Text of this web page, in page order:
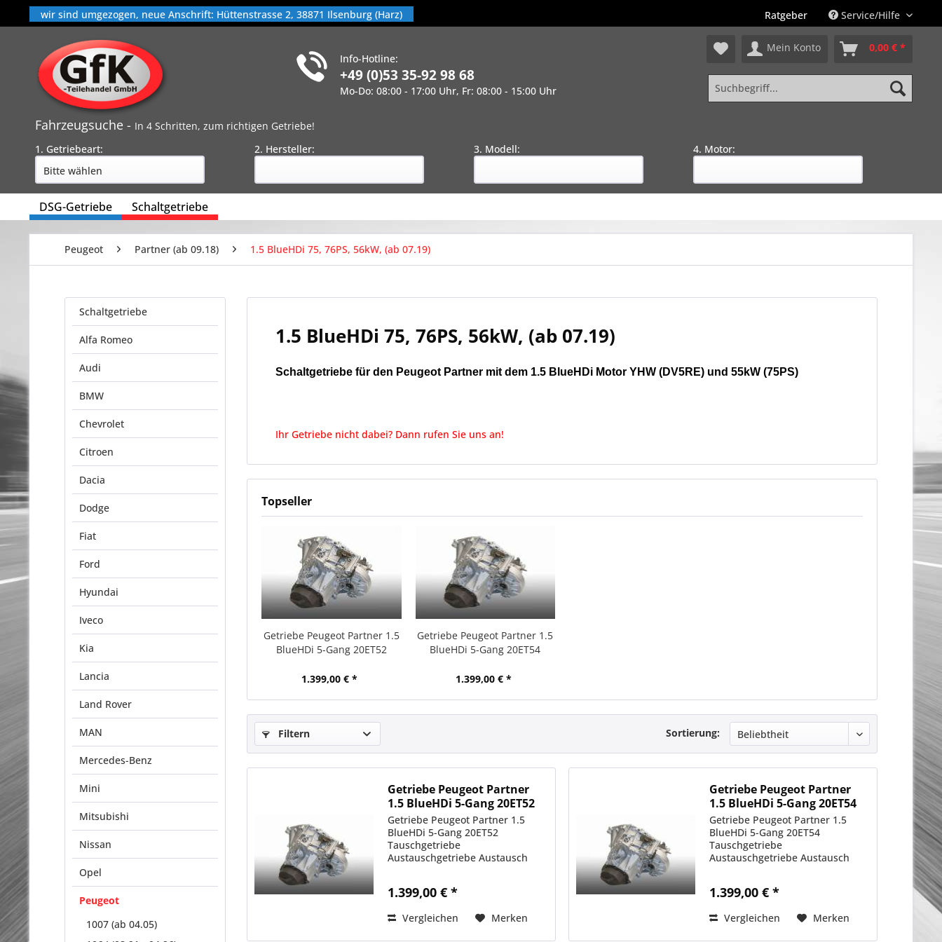
wir sind umgezogen, neue Anschrift: Hüttenstrasse 2, 38871 Ilsenburg (Harz) Ratgeber Service/Hilfe
Info-Hotline:
+49 (0)53 35-92 98 68
Mo-Do: 08:00 - 17:00 Uhr, Fr: 08:00 - 15:00 Uhr
Mein Konto 0,00 € *
Fahrzeugsuche - In 4 Schritten, zum richtigen Getriebe!
1. Getriebeart:
2. Hersteller: 3. Modell: 4. Motor:
DSG-Getriebe Schaltgetriebe
Peugeot Partner (ab 09.18) 1.5 BlueHDi 75, 76PS, 56kW, (ab 07.19)
Schaltgetriebe
Alfa Romeo
Audi
BMW
Chevrolet
Citroen
Dacia
Dodge
Fiat
Ford
Hyundai
Iveco
Kia
Lancia
Land Rover
MAN
Mercedes-Benz
Mini
Mitsubishi
Nissan
Opel
Peugeot
1007 (ab 04.05)
1.5 BlueHDi 75, 76PS, 56kW, (ab 07.19)
Schaltgetriebe für den Peugeot Partner mit dem 1.5 BlueHDi Motor YHW (DV5RE) und 55kW (75PS)
Ihr Getriebe nicht dabei? Dann rufen Sie uns an!
Topseller
Getriebe Peugeot Partner 1.5
BlueHDi 5-Gang 20ET52
1.399,00 € *
Getriebe Peugeot Partner 1.5
BlueHDi 5-Gang 20ET54
1.399,00 € *
Filtern Sortierung:
Getriebe Peugeot Partner
1.5 BlueHDi 5-Gang 20ET52
Getriebe Peugeot Partner 1.5
BlueHDi 5-Gang 20ET52
Tauschgetriebe
Austauschgetriebe Austausch
1.399,00 € *
Vergleichen Merken
Getriebe Peugeot Partner
1.5 BlueHDi 5-Gang 20ET54
Getriebe Peugeot Partner 1.5
BlueHDi 5-Gang 20ET54
Tauschgetriebe
Austauschgetriebe Austausch
1.399,00 € *
Vergleichen Merken